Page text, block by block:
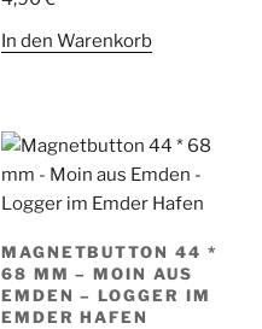
In den Warenkorb
MAGNETBUTTON 44 *
68 MM – MOIN AUS
EMDEN – LOGGER IM
EMDER HAFEN